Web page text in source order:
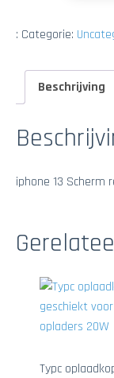
: Categorie:
Beschrijving
iphone 13 Scherm
Typc